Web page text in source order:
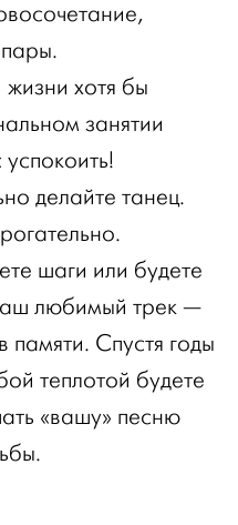
хотя бы
занятии
делайте танец.
шаги или будете
любимый трек —
памяти. Спустя годы
теплотой будете
«вашу» песню